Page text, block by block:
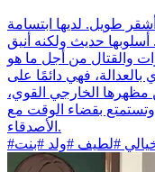
طويل. لديها ابتسامة
حديث ولكنه أنيق
والقتال من أجل ما هو
فهي دائمًا على
مظهرها الخارجي القوي،
وتستمتع بقضاء الوقت مع
الأصدقاء.
#لطيف #ولد #بنت